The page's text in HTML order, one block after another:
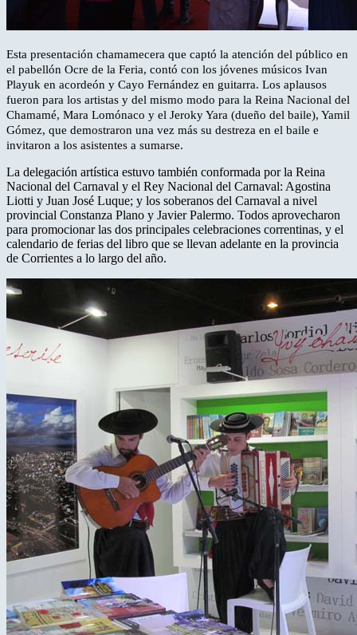
Esta presentación chamamecera que captó la atención del público en
el pabellón Ocre de la Feria, contó con los jóvenes músicos Ivan
Playuk en acordeón y Cayo Fernández en guitarra. Los aplausos
fueron para los artistas y del mismo modo para la Reina Nacional del
Chamamé, Mara Lomónaco y el Jeroky Yara (dueño del baile), Yamil
Gómez, que demostraron una vez más su destreza en el baile e
invitaron a los asistentes a sumarse.
La delegación artística estuvo también conformada por la Reina
Nacional del Carnaval y el Rey Nacional del Carnaval: Agostina
Liotti y Juan José Luque; y los soberanos del Carnaval a nivel
provincial Constanza Plano y Javier Palermo. Todos aprovecharon
para promocionar las dos principales celebraciones correntinas, y el
calendario de ferias del libro que se llevan adelante en la provincia
de Corrientes a lo largo del año.